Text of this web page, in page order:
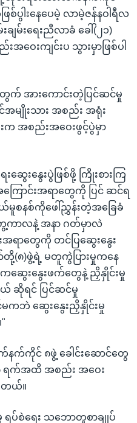
စ်ပွါးနေပေမဲ့ လာမဲ့ဇန်နဝါရီလ
ျမ်းရေးညီလာခံ ခေါ်(၂၁)
ေးကျင်းပ သွားမှာဖြစ်ပါ
က် အားကောင်းတဲ့ပြင်ဆင်မှု
မျိုးသား အစည်း အရုံး
းက အစည်းအဝေးဖွင့်ပွဲမှာ
ဆွေးနွေးပွဲဖြစ်ဖို့ ကြိုးစားကြ
ကြောင်းအရာတွေကို ပြင် ဆင်ရ
မူစနစ်ကိုဖေါ်ညွှန်းတဲ့အခြေခံ
ကာလနဲ့ အနာ ဂတ်မှာလဲ
အရာတွေကို တင်ပြဆွေးနွေး
(၈)ဖွဲ့ရဲ့ မတူကွဲပြားမှုကနေ
ေးနွေးဖက်တွေနဲ့ ညှိနှိုင်းမှု
ယ် ဆိုရင် ပြင်ဆင်မှု
မကဘဲ ဆွေးနွေးညှိနှိုင်းမှု
နက်ကိုင် ၈ဖွဲ့ ခေါင်းဆောင်တွေ
ရက်အထိ အစည်း အဝေး
တယ်။
စဲရေး သဘောတူစာချုပ်